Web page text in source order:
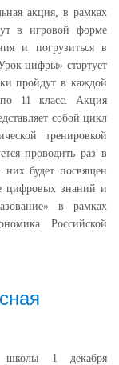
акция, в рамках
в игровой форме
и погрузиться в
цифры» стартует
пройдут в каждой
11 класс. Акция
собой цикл
тренировкой
проводить раз в
будет посвящен
цифровых знаний и
в рамках
Российской
1 декабря